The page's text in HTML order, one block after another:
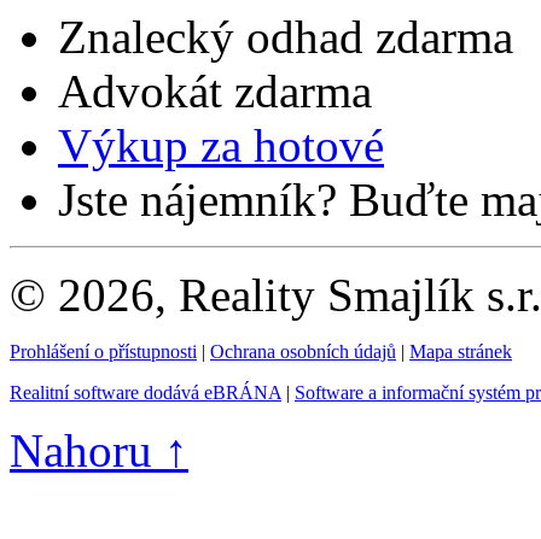
Znalecký odhad zdarma
Advokát zdarma
Výkup za hotové
Jste nájemník? Buďte
© 2026, Reality Smajlík
Prohlášení o přístupnosti | Ochrana osobních údajů | Mapa stránek
Realitní software dodává eBRÁNA | Software a informační systém
Nahoru ↑